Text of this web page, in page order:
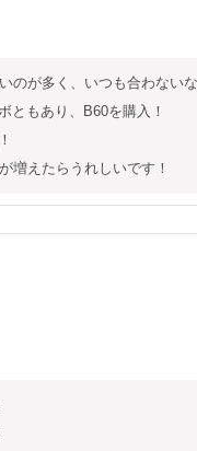
のが多く、いつも合わない
ともあり、B60を購入！
増えたらうれしいです！